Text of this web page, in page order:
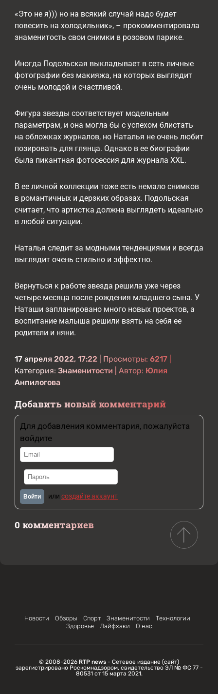
«Это не я))) но на всякий случай надо будет
повесить на холодильник», – прокомментировала
знаменитость свои снимки в розовом парике.
Иногда Подольская выкладывает в сеть личные
фотографии без макияжа, на которых выглядит
очень молодой и счастливой.
Фигура звезды соответствует модельным
параметрам, и она могла бы с успехом блистать
на обложках журналов, но Наталья не очень любит
позировать для глянца. Однако в ее биографии
была пикантная фотосессия для журнала XXL.
В ее личной коллекции тоже есть немало снимков
в романтичных и дерзких образах. Подольская
считает, что артистка должна выглядеть идеально
в любой ситуации.
Наталья следит за модными тенденциями и всегда
выглядит очень стильно и эффектно.
Вернуться к работе звезда решила уже через
четыре месяца после рождения младшего сына. У
Наташи запланировано много новых проектов, а
воспитание малыша решили взять на себя ее
родители и няни.
17 апреля 2022, 17:22 | Просмотры: 6217
Категория: Знаменитости | Автор: Юлия
Анпилогова
Добавить новый комментарий
Для добавления комментария, пожалуйста
войдите
Войти или создайте аккаунт
0 комментариев
Новости Обзоры Спорт Знаменитости
Технологии
Здоровье
Лайфхаки О нас
© 2008-2026 RTP news - Сетевое издание (сайт)
зарегистрировано Роскомнадзором, свидетельство ЭЛ № ФС 77 -
80531 от 15 марта 2021.